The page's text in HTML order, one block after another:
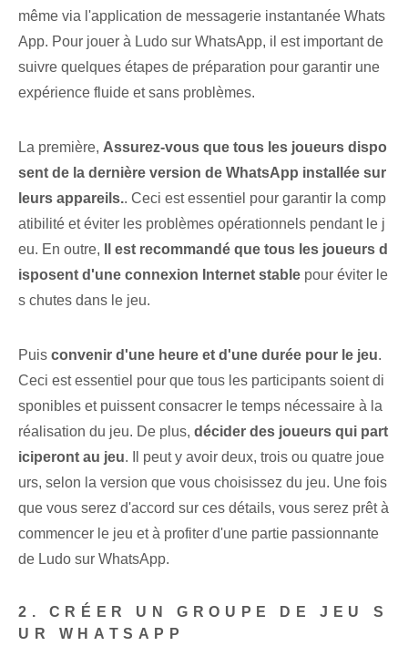
même via l'application de messagerie instantanée Whats
App. Pour jouer à Ludo sur WhatsApp, il est important de
suivre quelques étapes de préparation pour garantir une
expérience fluide et sans problèmes.
La première, Assurez-vous que tous les joueurs dispo
sent de la dernière version de WhatsApp installée sur
leurs appareils.. Ceci est essentiel pour garantir la comp
atibilité et éviter les problèmes opérationnels pendant le j
eu. En outre,
Il est recommandé que tous les joueurs d
isposent d'une connexion Internet stable pour éviter le
s chutes dans le jeu.
Puis convenir d'une heure et d'une durée pour le jeu.
Ceci est essentiel pour que tous les participants soient di
sponibles et puissent consacrer le temps nécessaire à la
réalisation du jeu. De plus, décider des joueurs qui part
iciperont au jeu. Il peut y avoir deux, trois ou quatre joue
urs, selon la version que vous choisissez du jeu. Une fois
que vous serez d'accord sur ces détails, vous serez prêt à
commencer le jeu et à profiter d'une partie passionnante
de Ludo sur WhatsApp.
2. CRÉER UN GROUPE DE JEU S
UR WHATSAPP